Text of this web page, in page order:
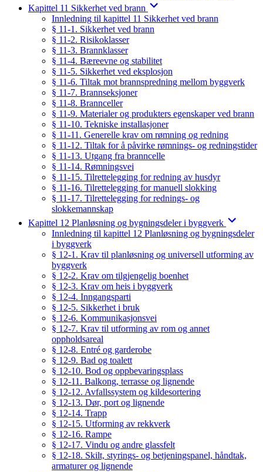
Kapittel 11 Sikkerhet ved brann
Innledning til kapittel 11 Sikkerhet ved brann
§ 11-1. Sikkerhet ved brann
§ 11-2. Risikoklasser
§ 11-3. Brannklasser
§ 11-4. Bæreevne og stabilitet
§ 11-5. Sikkerhet ved eksplosjon
§ 11-6. Tiltak mot brannspredning mellom byggverk
§ 11-7. Brannseksjoner
§ 11-8. Brannceller
§ 11-9. Materialer og produkters egenskaper ved brann
§ 11-10. Tekniske installasjoner
§ 11-11. Generelle krav om rømning og redning
§ 11-12. Tiltak for å påvirke rømnings- og redningstider
§ 11-13. Utgang fra branncelle
§ 11-14. Rømningsvei
§ 11-15. Tilrettelegging for redning av husdyr
§ 11-16. Tilrettelegging for manuell slokking
§ 11-17. Tilrettelegging for rednings- og
slokkemannskap
Kapittel 12 Planløsning og bygningsdeler i byggverk
Innledning til kapittel 12 Planløsning og bygningsdeler
i byggverk
§ 12-1. Krav til planløsning og universell utforming av
byggverk
§ 12-2. Krav om tilgjengelig boenhet
§ 12-3. Krav om heis i byggverk
§ 12-4. Inngangsparti
§ 12-5. Sikkerhet i bruk
§ 12-6. Kommunikasjonsvei
§ 12-7. Krav til utforming av rom og annet
oppholdsareal
§ 12-8. Entré og garderobe
§ 12-9. Bad og toalett
§ 12-10. Bod og oppbevaringsplass
§ 12-11. Balkong, terrasse og lignende
§ 12-12. Avfallssystem og kildesortering
§ 12-13. Dør, port og lignende
§ 12-14. Trapp
§ 12-15. Utforming av rekkverk
§ 12-16. Rampe
§ 12-17. Vindu og andre glassfelt
§ 12-18. Skilt, styrings- og betjeningspanel, håndtak,
armaturer og lignende